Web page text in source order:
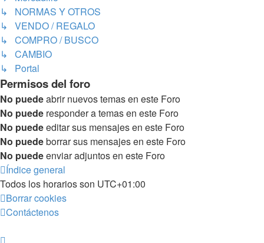
↳ NORMAS Y OTROS
↳ VENDO / REGALO
↳ COMPRO / BUSCO
↳ CAMBIO
↳ Portal
Permisos del foro
No puedeabrir nuevos temas en este Foro
No puede responder a temas en este Foro
No puedeeditar sus mensajes en este Foro
No puedeborrar sus mensajes en este Foro
No puedeenviar adjuntos en este Foro
Índice general
Todos los horarios son UTC+01:00
Borrar cookies
Contáctenos